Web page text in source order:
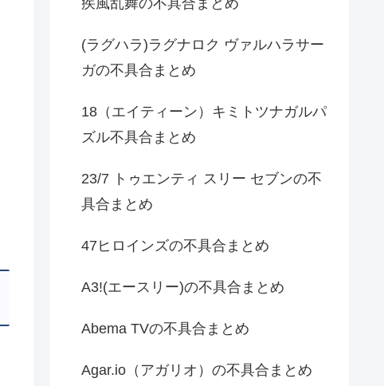
(ラグハラ)ラグナロク ヴァルハラサー
ガの不具合まとめ
18（エイティーン）キミトツナガルパ
ズル不具合まとめ
23/7 トゥエンティ スリー セブンの不
具合まとめ
47ヒロインズの不具合まとめ
A3!(エースリー)の不具合まとめ
Abema TVの不具合まとめ
Agar.io（アガリオ）の不具合まとめ